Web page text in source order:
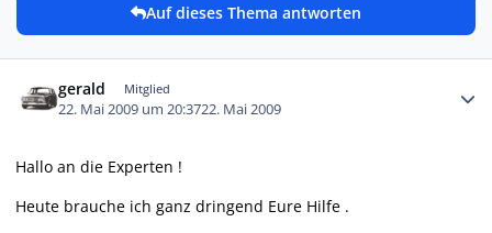
Auf dieses Thema antworten
gerald Mitglied
22. Mai 2009 um 20:3722. Mai 2009
Hallo an die Experten !
Heute brauche ich ganz dringend Eure Hilfe .